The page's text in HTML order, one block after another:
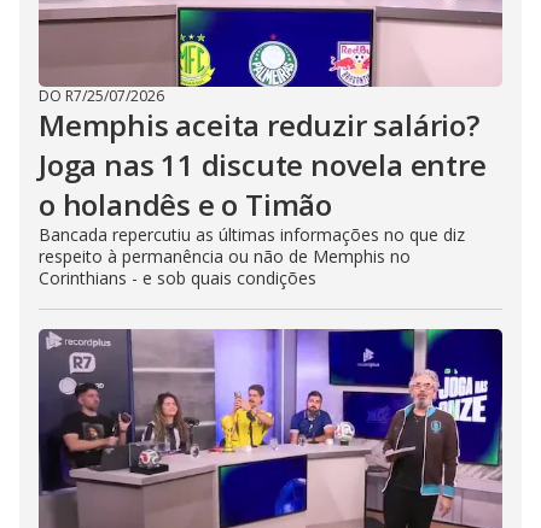
DO R7/25/07/2026
Memphis aceita reduzir salário?
Joga nas 11 discute novela entre
o holandês e o Timão
Bancada repercutiu as últimas informações no que diz
respeito à permanência ou não de Memphis no
Corinthians - e sob quais condições